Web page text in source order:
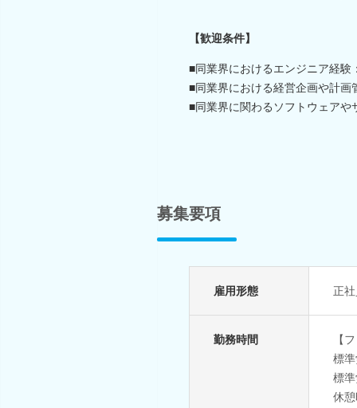
【歓迎条件】
■同業界におけるエンジニア経
■同業界における経営企画や計画
■同業界に関わるソフトウェア
募集要項
雇用形態 正
勤務時間
【
標
標
休